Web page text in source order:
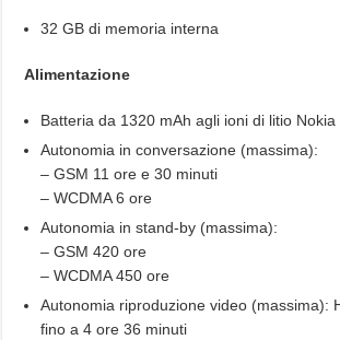
32 GB di memoria interna
Alimentazione
Batteria da 1320 mAh agli ioni di litio Nokia
Autonomia in conversazione (massima):
– GSM 11 ore e 30 minuti
– WCDMA 6 ore
Autonomia in stand-by (massima):
– GSM 420 ore
– WCDMA 450 ore
Autonomia riproduzione video (massima):
fino a 4 ore 36 minuti